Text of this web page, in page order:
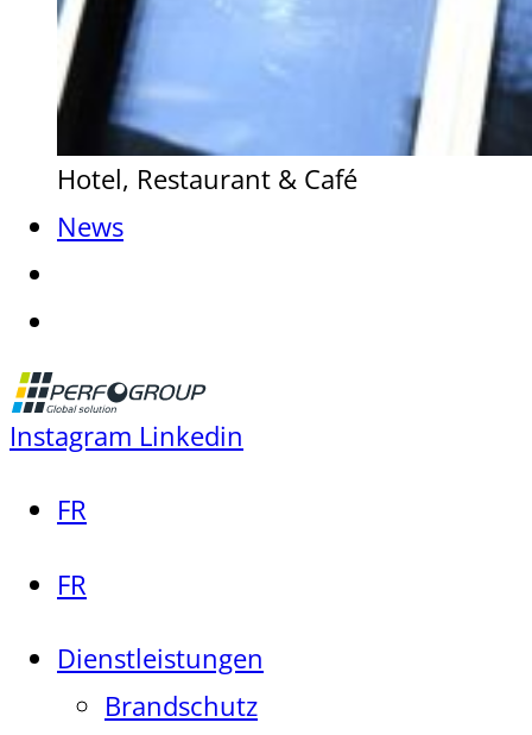
Hotel, Restaurant & Café
News
Instagram Linkedin
FR
FR
Dienstleistungen
Brandschutz